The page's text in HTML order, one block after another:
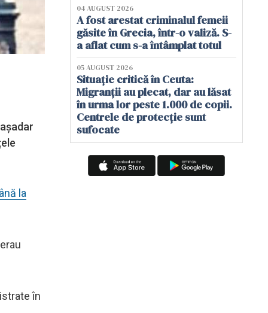
la
în
04 AUGUST 2026
A fost arestat criminalul femeii
găsite în Grecia, într-o valiză. S-
a aflat cum s-a întâmplat totul
05 AUGUST 2026
Situație critică în Ceuta:
Migranții au plecat, dar au lăsat
în urma lor peste 1.000 de copii.
Centrele de protecție sunt
sufocate